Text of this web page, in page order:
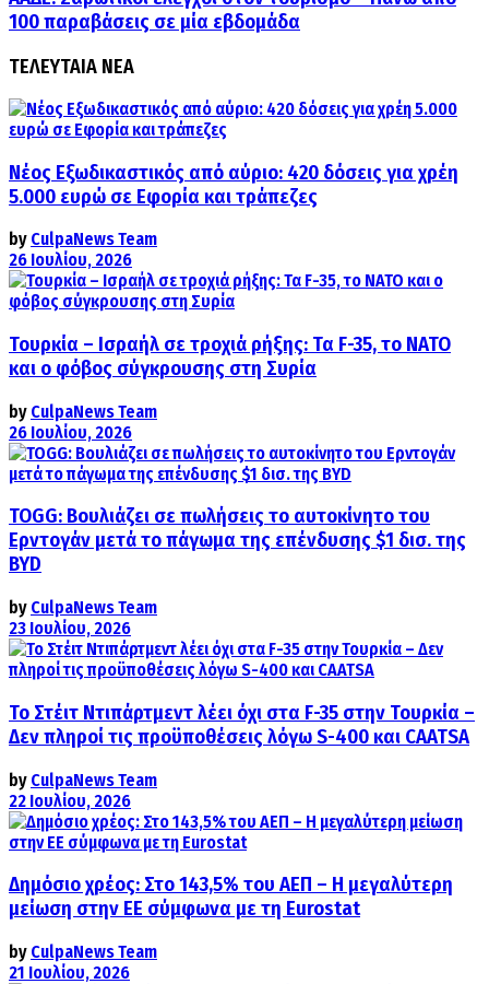
100 παραβάσεις σε μία εβδομάδα
ΤΕΛΕΥΤΑΙΑ ΝΕΑ
Νέος Εξωδικαστικός από αύριο: 420 δόσεις για χρέη
5.000 ευρώ σε Εφορία και τράπεζες
by CulpaNews Team
26 Ιουλίου, 2026
Τουρκία – Ισραήλ σε τροχιά ρήξης: Τα F-35, το ΝΑΤΟ
και ο φόβος σύγκρουσης στη Συρία
by CulpaNews Team
26 Ιουλίου, 2026
TOGG: Βουλιάζει σε πωλήσεις το αυτοκίνητο του
Ερντογάν μετά το πάγωμα της επένδυσης $1 δισ. της
BYD
by CulpaNews Team
23 Ιουλίου, 2026
Το Στέιτ Ντιπάρτμεντ λέει όχι στα F-35 στην Τουρκία –
Δεν πληροί τις προϋποθέσεις λόγω S-400 και CAATSA
by CulpaNews Team
22 Ιουλίου, 2026
Δημόσιο χρέος: Στο 143,5% του ΑΕΠ – Η μεγαλύτερη
μείωση στην ΕΕ σύμφωνα με τη Eurostat
by CulpaNews Team
21 Ιουλίου, 2026